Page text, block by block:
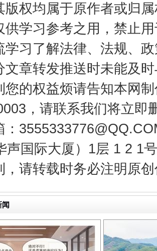
版权均属于原作者或归
供学习参考之用，禁止
学习了解法律、法规、
文章转发推送时未能及
您的权益烦请告知本网
，请联系我们将立即
：
声国际大厦）1层 1 2 1
，请转载时务必注明原
闻
牛蛙产品抗生素超标问题” 法
窑火 生生不息